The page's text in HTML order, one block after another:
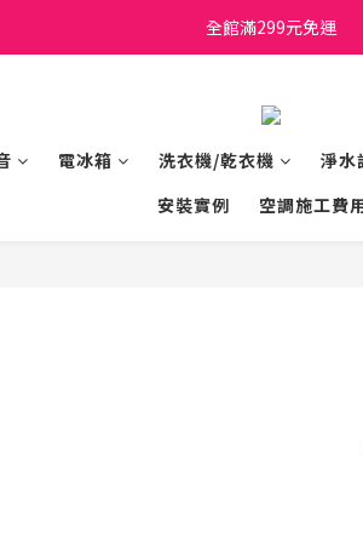
日立家電、國際牌 原廠管制價格
全館滿299元免運
電冰箱 洗衣機/乾衣機 淨水
安裝實例
空調施工費